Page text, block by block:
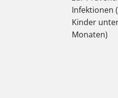
Infektionen
Kinder
Monaten)